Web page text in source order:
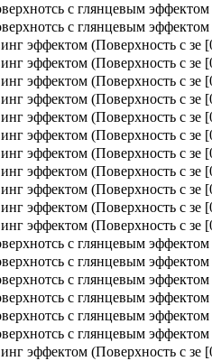
с глянцевым эффектом
с глянцевым эффектом
эффектом (Поверхность с зе
эффектом (Поверхность с зе
эффектом (Поверхность с зе
эффектом (Поверхность с зе
эффектом (Поверхность с зе
эффектом (Поверхность с зе
эффектом (Поверхность с зе
эффектом (Поверхность с зе
эффектом (Поверхность с зе
эффектом (Поверхность с зе
эффектом (Поверхность с зе
с глянцевым эффектом
с глянцевым эффектом
с глянцевым эффектом
с глянцевым эффектом
с глянцевым эффектом
с глянцевым эффектом
эффектом (Поверхность с зе